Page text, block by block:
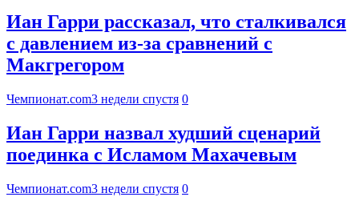
Иан Гарри рассказал, что сталкивался
с давлением из-за сравнений с
Макгрегором
Чемпионат.com3 недели спустя 0
Иан Гарри назвал худший сценарий
поединка с Исламом Махачевым
Чемпионат.com3 недели спустя 0